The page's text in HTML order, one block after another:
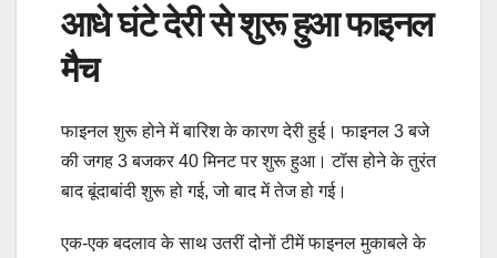
आधे घंटे देरी से शुरू हुआ फाइनल
मैच
फाइनल शुरू होने में बारिश के कारण देरी हुई। फाइनल 3 बजे
की जगह 3 बजकर 40 मिनट पर शुरू हुआ। टॉस होने के तुरंत
बाद बूंदाबांदी शुरू हो गई, जो बाद में तेज हो गई।
एक-एक बदलाव के साथ उतरीं दोनों टीमें फाइनल मुकाबले के